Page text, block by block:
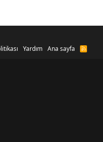
Yardım Ana sayfa
R